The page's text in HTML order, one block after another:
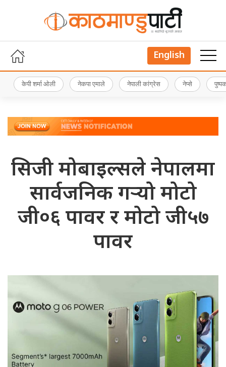
English
केपी शर्मा ओली नेकपा एमाले नेपाली कांग्रेस नेप्से
सिजी मोबाइल्सले नेपालमा
सार्वजनिक गर्‍यो मोटो
जी०६ पावर र मोटो जी५७
पावर